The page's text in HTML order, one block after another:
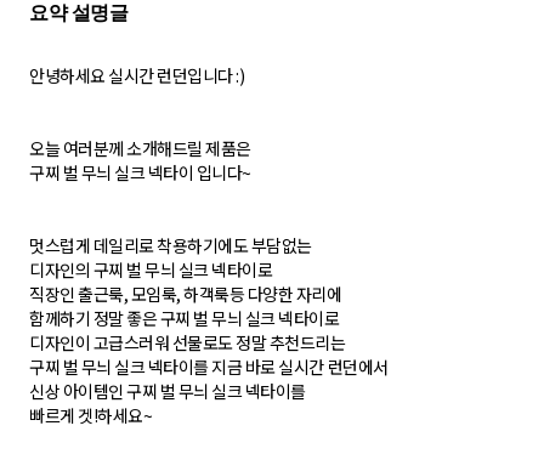
요약 설명글
안녕하세요 실시간 런던입니다 :)
오늘 여러분께 소개해드릴 제품은
구찌 벌 무늬 실크 넥타이 입니다~
멋스럽게 데일리로 착용하기에도 부담없는
디자인의 구찌 벌 무늬 실크 넥타이로
직장인 출근룩, 모임룩, 하객룩등 다양한 자리에
함께하기 정말 좋은 구찌 벌 무늬 실크 넥타이로
디자인이 고급스러워 선물로도 정말 추천드리는
구찌 벌 무늬 실크 넥타이를 지금 바로 실시간 런던에서
신상 아이템인 구찌 벌 무늬 실크 넥타이를
빠르게 겟!하세요~